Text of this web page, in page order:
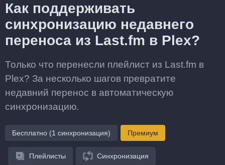
Как поддерживать
синхронизацию недавнего
переноса из Last.fm в Plex?
Только что перенесли плейлист из Last.fm в
Plex? За несколько шагов превратите
недавний перенос в автоматическую
синхронизацию.
Бесплатно (1 синхронизация) Премиум
Плейлисты Синхронизация